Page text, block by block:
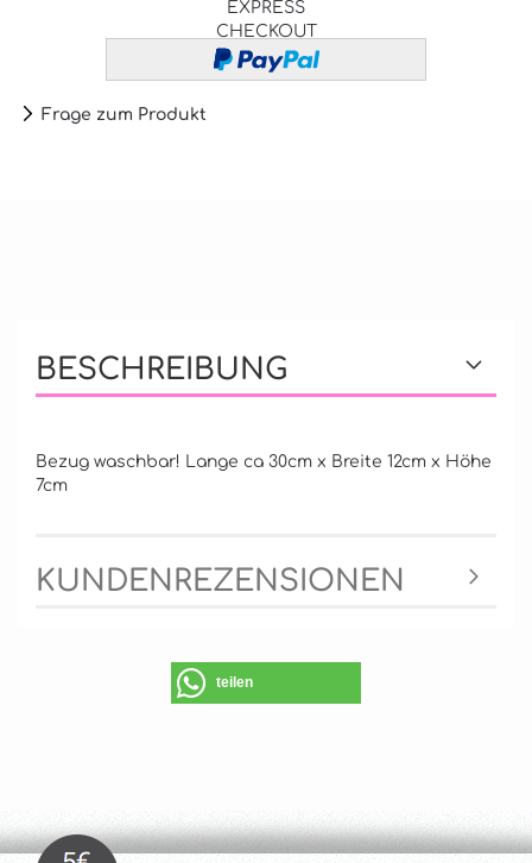
EXPRESS
CHECKOUT
Frage zum Produkt
BESCHREIBUNG
Bezug waschbar! Lange ca 30cm x Breite 12cm x Höhe
7cm
KUNDENREZENSIONEN
teilen